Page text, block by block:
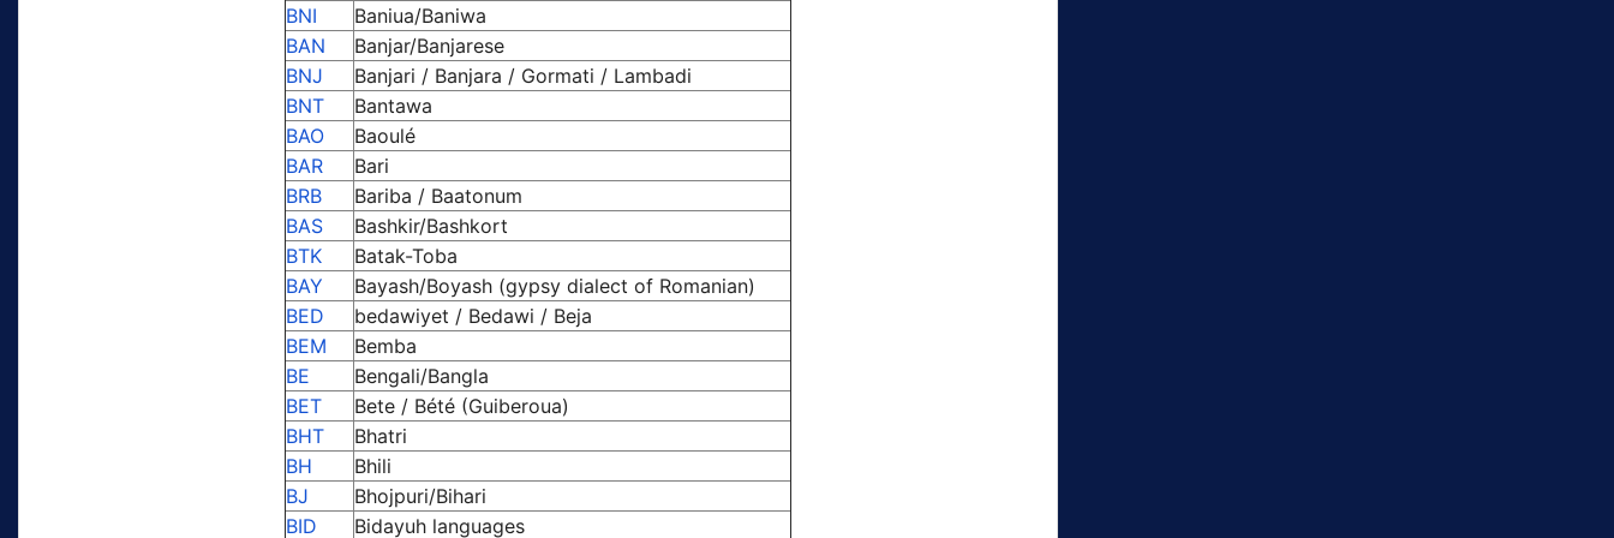
BNI
Baniua/Baniwa
BAN
Banjar/Banjarese
BNJ
Banjari / Banjara / Gormati / Lambadi
BNT
Bantawa
BAO
Baoulé
BAR
Bari
BRB
Bariba / Baatonum
BAS
Bashkir/Bashkort
BTK
Batak-Toba
BAY
Bayash/Boyash (gypsy dialect of Romanian)
BED
bedawiyet / Bedawi / Beja
BEM
Bemba
BE
Bengali/Bangla
BET
Bete / Bété (Guiberoua)
BHT
Bhatri
BH
Bhili
BJ
Bhojpuri/Bihari
BID
Bidayuh languages